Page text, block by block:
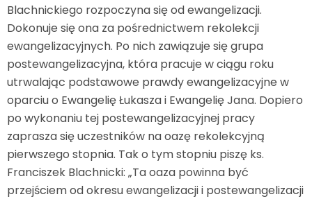
Blachnickiego rozpoczyna się od ewangelizacji.
Dokonuje się ona za pośrednictwem rekolekcji
ewangelizacyjnych. Po nich zawiązuje się grupa
postewangelizacyjna, która pracuje w ciągu roku
utrwalając podstawowe prawdy ewangelizacyjne w
oparciu o Ewangelię Łukasza i Ewangelię Jana. Dopiero
po wykonaniu tej postewangelizacyjnej pracy
zaprasza się uczestników na oazę rekolekcyjną
pierwszego stopnia. Tak o tym stopniu piszę ks.
Franciszek Blachnicki: „Ta oaza powinna być
przejściem od okresu ewangelizacji i postewangelizacji